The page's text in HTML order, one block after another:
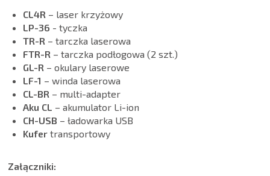
CL4R – laser krzyżowy
LP-36 - tyczka
TR-R – tarczka laserowa
FTR-R – tarczka podłogowa (2 szt.)
GL-R – okulary laserowe
LF-1 – winda laserowa
CL-BR – multi-adapter
Aku CL – akumulator Li-ion
CH-USB – ładowarka USB
Kufer transportowy
Załączniki: